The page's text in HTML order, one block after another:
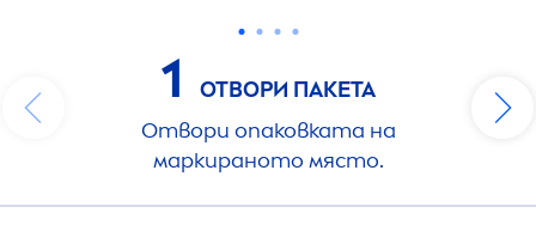
1
ОТВОРИ ПАКЕТА
Отвори опаковката на
маркираното място.